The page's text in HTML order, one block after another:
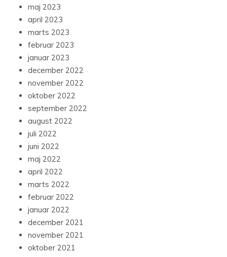
maj 2023
april 2023
marts 2023
februar 2023
januar 2023
december 2022
november 2022
oktober 2022
september 2022
august 2022
juli 2022
juni 2022
maj 2022
april 2022
marts 2022
februar 2022
januar 2022
december 2021
november 2021
oktober 2021